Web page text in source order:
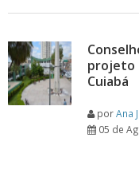
projeto
Cuiabá
porAna
05 de